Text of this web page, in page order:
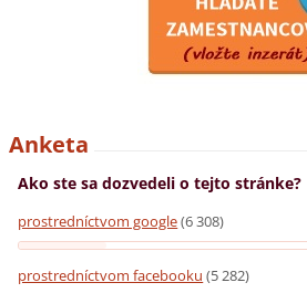
Anketa
Ako ste sa dozvedeli o tejto stránke?
prostredníctvom google(6 308)
prostredníctvom facebooku (5 282)